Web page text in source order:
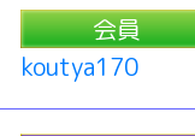
会員
koutya170